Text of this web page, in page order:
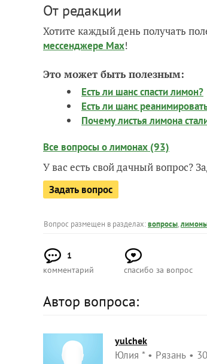
От редакции
Хотите каждый день получать
мессенджере Max!
Это может быть полезным:
Есть ли шанс спасти лимон?
Есть ли шанс
Почему листья лимона
Все вопросы о лимонах (93)
У вас есть свой дачный вопрос?
Задать вопрос
Вопрос размещен в разделах:вопросы,
1
комментарий
спасибо за вопрос
Автор вопроса:
yulchek
Юлия * Рязань